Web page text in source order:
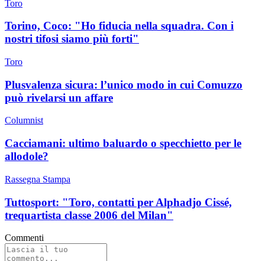
Toro
Torino, Coco: "Ho fiducia nella squadra. Con i
nostri tifosi siamo più forti"
Toro
Plusvalenza sicura: l’unico modo in cui Comuzzo
può rivelarsi un affare
Columnist
Cacciamani: ultimo baluardo o specchietto per le
allodole?
Rassegna Stampa
Tuttosport: "Toro, contatti per Alphadjo Cissé,
trequartista classe 2006 del Milan"
Commenti